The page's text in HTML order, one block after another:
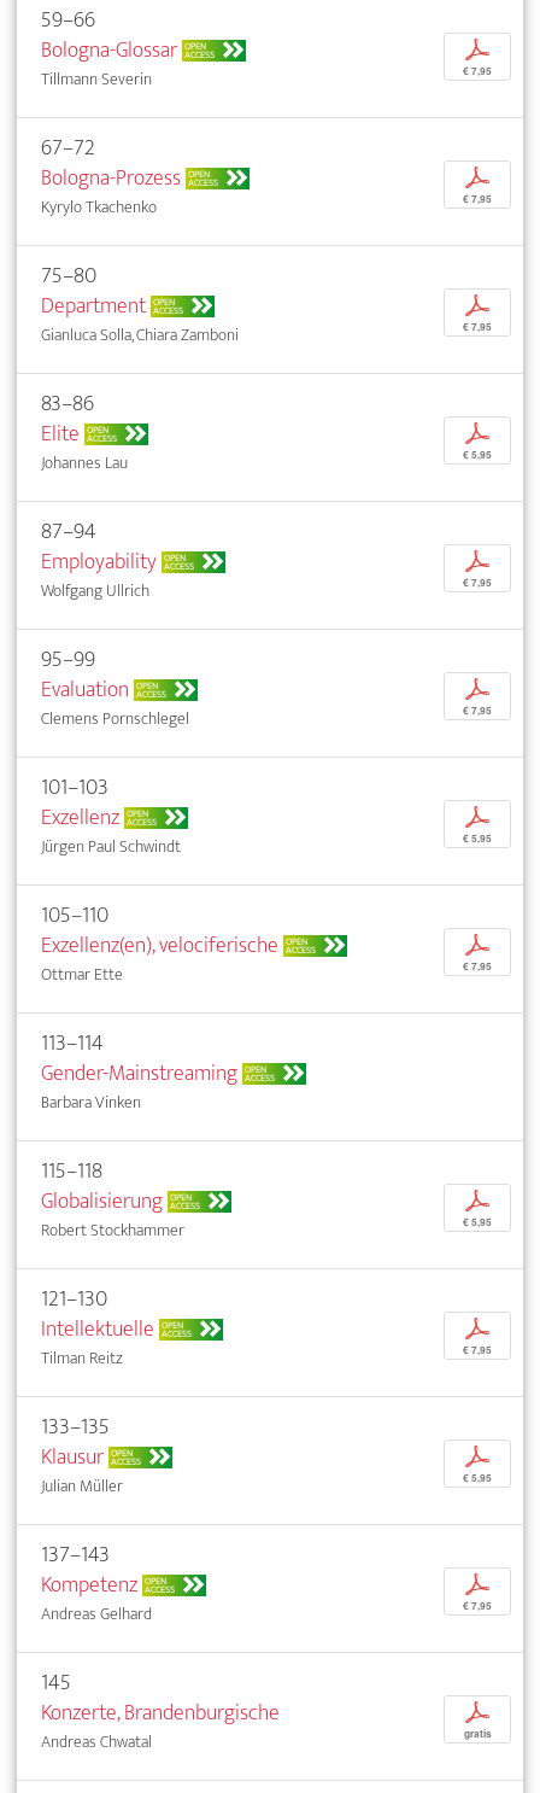
59–66
Bologna-Glossar OPEN
ACCESS
Tillmann Severin
p
€ 7,95
67–72
Bologna-Prozess OPEN
ACCESS
Kyrylo Tkachenko
p
€ 7,95
75–80
Department OPEN
ACCESS
Gianluca Solla, Chiara Zamboni
p
€ 7,95
83–86
Elite OPEN
ACCESS
Johannes Lau
p
€ 5,95
87–94
Employability OPEN
ACCESS
Wolfgang Ullrich
p
€ 7,95
95–99
Evaluation OPEN
ACCESS
Clemens Pornschlegel
p
€ 7,95
101–103
Exzellenz OPEN
ACCESS
Jürgen Paul Schwindt
p
€ 5,95
105–110
Exzellenz(en), velociferische OPEN
ACCESS
Ottmar Ette
p
€ 7,95
113–114
Gender-Mainstreaming OPEN
ACCESS
Barbara Vinken
115–118
Globalisierung OPEN
ACCESS
Robert Stockhammer
p
€ 5,95
121–130
Intellektuelle OPEN
ACCESS
Tilman Reitz
p
€ 7,95
133–135
Klausur OPEN
ACCESS
Julian Müller
p
€ 5,95
137–143
Kompetenz OPEN
ACCESS
Andreas Gelhard
p
€ 7,95
145
Konzerte, Brandenburgische
Andreas Chwatal
p
gratis